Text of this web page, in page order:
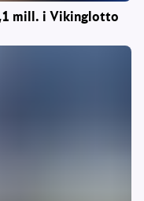
mill. i Vikinglotto